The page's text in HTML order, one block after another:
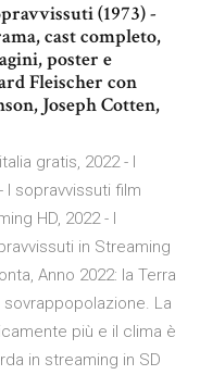
(1973) -
cast completo,
poster e
Fleischer con
Joseph Cotten,
gratis, 2022 - I
I sopravvissuti film
HD, 2022 - I
in Streaming
Anno 2022: la Terra
La
più e il clima è
in streaming in SD